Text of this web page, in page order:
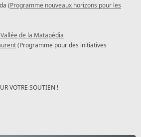
(Programme nouveaux horizons pour les
de la Matapédia
(Programme pour des initiatives
VOTRE SOUTIEN !